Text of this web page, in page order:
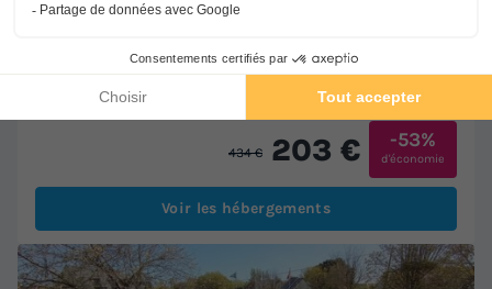
double en 160, avec sanitaires
Meilleur prix pour 7 nuits
434 € 203 € -53%
d'économie
Voir les hébergements